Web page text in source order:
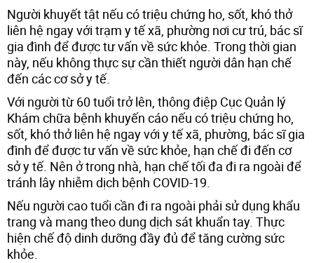
Người khuyết tật nếu có triệu chứng ho, sốt, khó thở
liên hệ ngay với trạm y tế xã, phường nơi cư trú, bác sĩ
gia đình để được tư vấn về sức khỏe. Trong thời gian
này, nếu không thực sự cần thiết người dân hạn chế
đến các cơ sở y tế.
Với người từ 60 tuổi trở lên, thông điệp Cục Quản lý
Khám chữa bệnh khuyến cáo nếu có triệu chứng ho,
sốt, khó thở liên hệ ngay với y tế xã, phường, bác sĩ gia
đình để được tư vấn về sức khỏe, hạn chế đi đến cơ
sở y tế. Nên ở trong nhà, hạn chế tối đa đi ra ngoài để
tránh lây nhiễm dịch bệnh COVID-19.
Nếu người cao tuổi cần đi ra ngoài phải sử dụng khẩu
trang và mang theo dung dịch sát khuẩn tay. Thực
hiện chế độ dinh dưỡng đầy đủ để tăng cường sức
khỏe.